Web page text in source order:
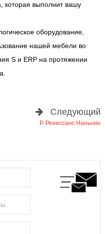
которая выполнит вашу
оборудование,
нашей мебели во
S и ERP на протяжении
Следующий
Р. Ренессанс Наньнин